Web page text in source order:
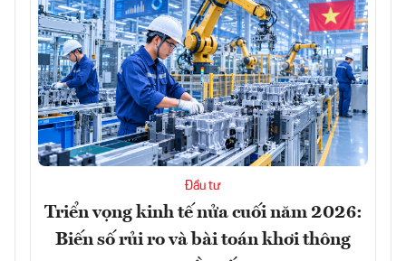
Đầu tư
Triển vọng kinh tế nửa cuối năm 2026:
Biến số rủi ro và bài toán khơi thông